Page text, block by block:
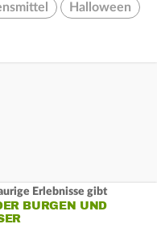
Halloween
Erlebnisse gibt
BURGEN UND